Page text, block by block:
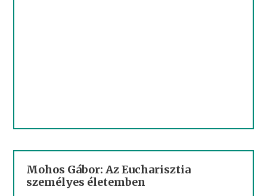
Mohos Gábor: Az Eucharisztia
személyes életemben